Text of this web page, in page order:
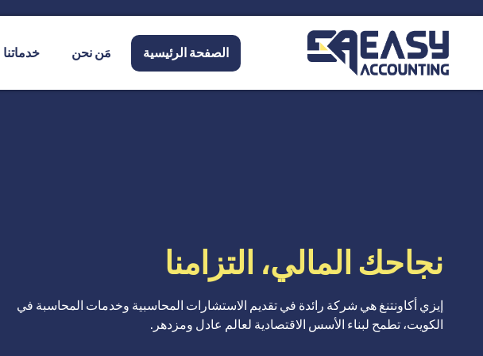
الصفحة الرئيسية مَن نحن خدماتنا
نجاحك المالي، التزامنا
إيزي أكاونتنغ هي شركة رائدة في تقديم الاستشارات المحاسبية وخدمات المحاسبة في
الكويت، تطمح لبناء الأسس الاقتصادية لعالم عادل ومزدهر.